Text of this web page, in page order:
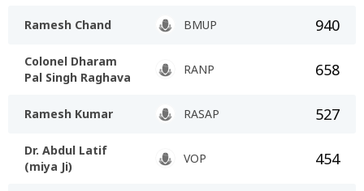
Ramesh Chand BMUP 940
Colonel Dharam
Pal Singh Raghava
RANP 658
Ramesh Kumar RASAP 527
Dr. Abdul Latif
(miya Ji)
VOP 454